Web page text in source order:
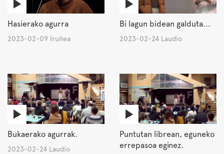
Hasierako agurra
2023-02-09 Iruñea
Bi lagun bidean galduta...
2023-02-24 Laudio
Bukaerako agurrak.
2023-02-24 Laudio
Puntutan librean, eguneko
errepasoa eginez.